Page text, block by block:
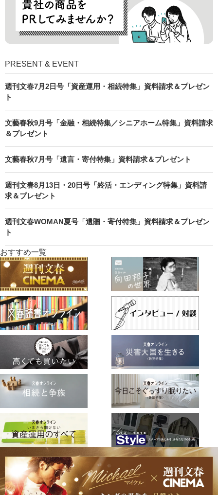
PRESENT & EVENT
週刊文春7月2日号「資産運用・相続特集」資料請求＆プレゼン
ト
文藝春秋9月号「金融・相続特集／シニアホーム特集」資料請求
＆プレゼント
文藝春秋7月号「遺言・寄付特集」資料請求＆プレゼント
週刊文春8月13日・20日号「終活・エンディング特集」資料請
求＆プレゼント
週刊文春WOMAN夏号「遺贈・寄付特集」資料請求＆プレゼン
ト
おすすめ一覧